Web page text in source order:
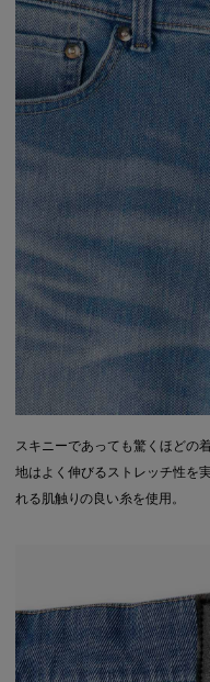
スキニーであっても驚くほどの
地はよく伸びるストレッチ性を
れる肌触りの良い糸を使用。